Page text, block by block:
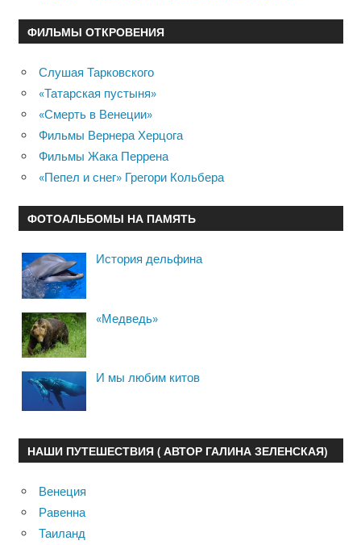
ФИЛЬМЫ ОТКРОВЕНИЯ
Слушая Тарковского
«Татарская пустыня»
«Смерть в Венеции»
Фильмы Вернера Херцога
Фильмы Жака Перрена
«Пепел и снег» Грегори Кольбера
ФОТОАЛЬБОМЫ НА ПАМЯТЬ
История дельфина
«Медведь»
И мы любим китов
НАШИ ПУТЕШЕСТВИЯ ( АВТОР ГАЛИНА ЗЕЛЕНСКАЯ)
Венеция
Равенна
Таиланд